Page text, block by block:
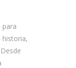
para
historia,